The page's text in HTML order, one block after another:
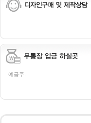
예금주: